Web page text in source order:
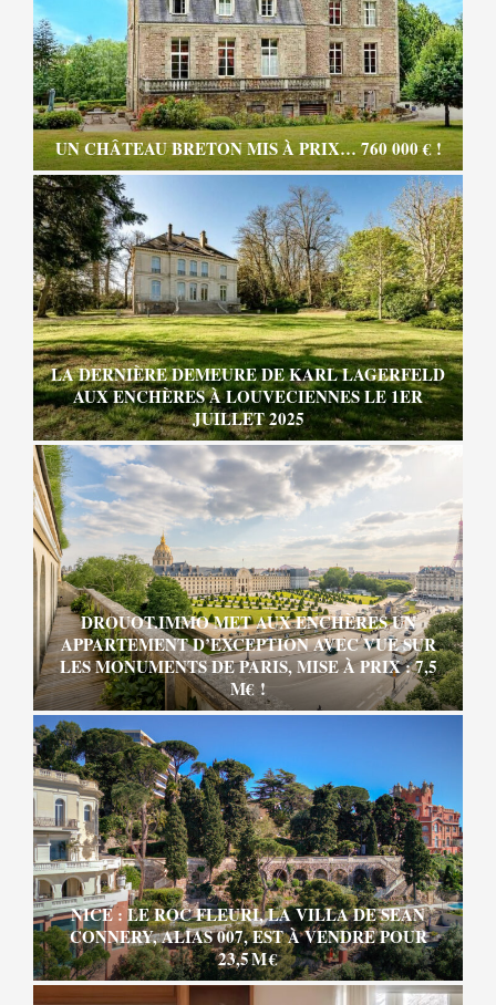
UN CHÂTEAU BRETON MIS À PRIX… 760 000 € !
LA DERNIÈRE DEMEURE DE KARL LAGERFELD
AUX ENCHÈRES À LOUVECIENNES LE 1ER
JUILLET 2025
DROUOT.IMMO MET AUX ENCHÈRES UN
APPARTEMENT D’EXCEPTION AVEC VUE SUR
LES MONUMENTS DE PARIS, MISE À PRIX : 7,5
M€ !
NICE : LE ROC FLEURI, LA VILLA DE SEAN
CONNERY, ALIAS 007, EST À VENDRE POUR
23,5 M €